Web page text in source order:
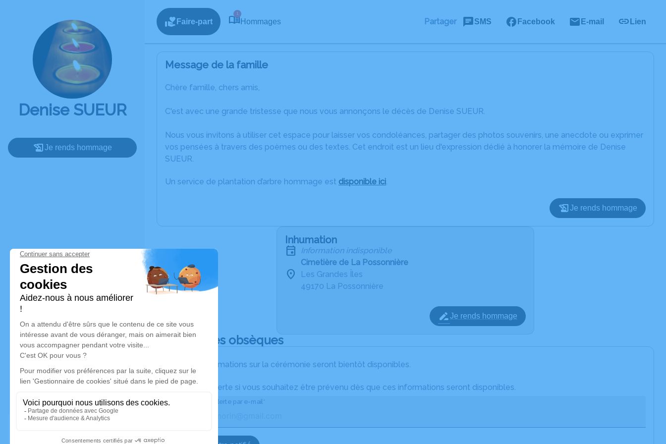
Denise SUEUR
Je rends hommage
Faire-part
1
Hommages Partager SMS Facebook E-mail Lien
Message de la famille
Chère famille, chers amis,
C'est avec une grande tristesse que nous vous annonçons le décès de Denise SUEUR.
Nous vous invitons à utiliser cet espace pour laisser vos condoléances, partager des photos souvenirs, une anecdote ou exprimer
vos pensées à travers des poèmes ou des textes. Cet endroit est un lieu d'expression dédié à honorer la mémoire de Denise
SUEUR.
Un service de plantation d’arbre hommage est disponible ici.
Je rends hommage
Inhumation
Information indisponible
Cimetière de La Possonnière
Les Grandes Îles
49170 La Possonnière
Je rends hommage
Déroulé des obsèques
Les informations sur la cérémonie seront bientôt disponibles.
Activez une alerte si vous souhaitez être prévenu dès que ces informations seront disponibles.
Recevoir une alerte par e-mail*